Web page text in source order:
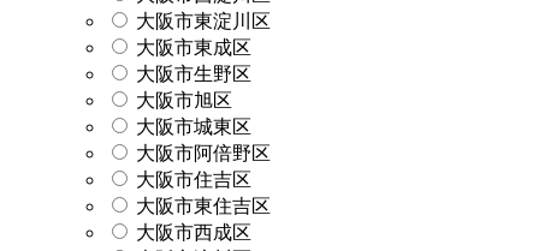
大阪市東淀川区
大阪市東成区
大阪市生野区
大阪市旭区
大阪市城東区
大阪市阿倍野区
大阪市住吉区
大阪市東住吉区
大阪市西成区